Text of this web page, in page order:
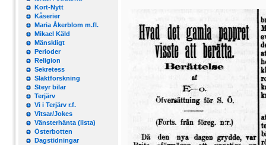
Kort-Nytt
Kåserier
Maria Åkerblom m.fl.
Mikael Käld
Mänskligt
Perioder
Religion
Sekretess
Släktforskning
Steyr bilar
Terjärv
Vi i Terjärv r.f.
Vitsar/Jokes
Vänsterhänta (lista)
Österbotten
Dagstidningar